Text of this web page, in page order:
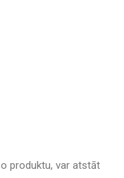
produktu, var atstāt